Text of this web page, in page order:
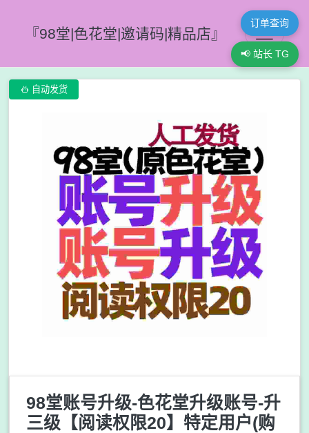
『98堂|色花堂|邀请码|精品店』
订单查询
📢 站长 TG
 自动发货
98堂账号升级-色花堂升级账号-升
三级【阅读权限20】特定用户(购